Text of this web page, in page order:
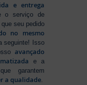
e entrega
o serviço de
seu pedido
no mesmo
seguinte! Isso
avançado
e a
garantem
a qualidade.